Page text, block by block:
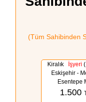
(Tüm Sahibinden
Kiralık İşyeri
Eskişehir -
Esentepe
1.500